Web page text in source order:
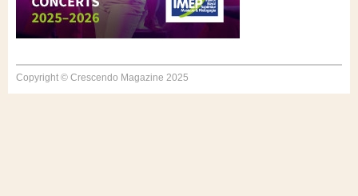
Copyright © Crescendo Magazine 2025